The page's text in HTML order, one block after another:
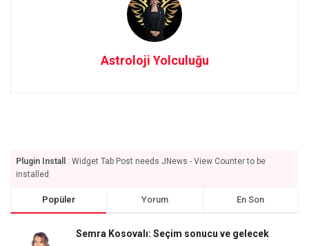
Astroloji Yolculuğu
Plugin Install
: Widget Tab Post needs JNews - View Counter to be
installed
Popüler Yorum En Son
Semra Kosovalı: Seçim sonucu ve gelecek